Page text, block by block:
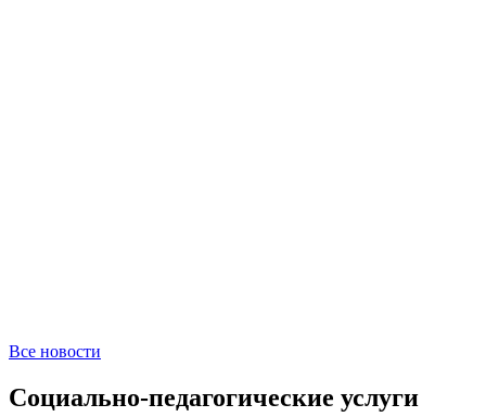
Все новости
Социально-педагогические услуги